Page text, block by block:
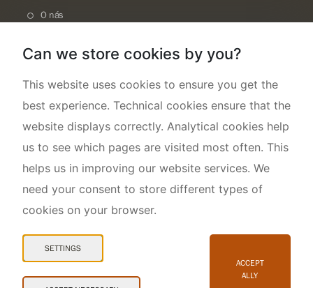
O nás
Snadné čtení
Can we store cookies by you?
This website uses cookies to ensure you get the
best experience. Technical cookies ensure that the
website displays correctly. Analytical cookies help
us to see which pages are visited most often. This
helps us in improving our website services. We
need your consent to store different types of
cookies on your browser.
SETTINGS
ACCEPT
ALLY